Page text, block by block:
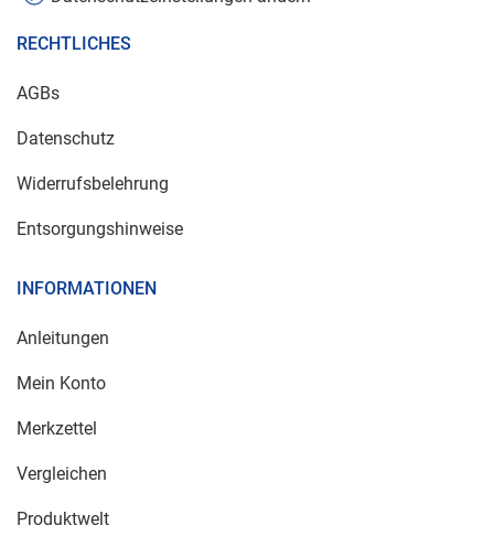
RECHTLICHES
AGBs
Datenschutz
Widerrufsbelehrung
Entsorgungshinweise
INFORMATIONEN
Anleitungen
Mein Konto
Merkzettel
Vergleichen
Produktwelt